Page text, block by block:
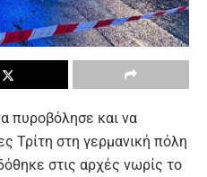
πυροβόλησε και να
Τρίτη στη γερμανική πόλη
στις αρχές νωρίς το